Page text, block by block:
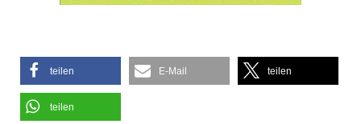
teilen E-Mail teilen
teilen